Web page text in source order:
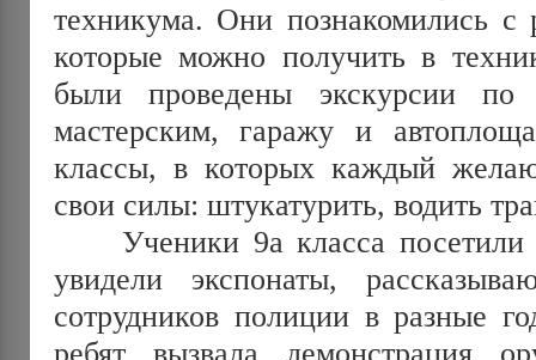
техникума. Они познакомились с
которые можно получить в
были проведены экскурсии по
мастерским, гаражу и
классы, в которых каждый
свои силы: штукатурить, водить
Ученики 9а класса
увидели экспонаты,
сотрудников полиции в разные
ребят вызвала демонстрация